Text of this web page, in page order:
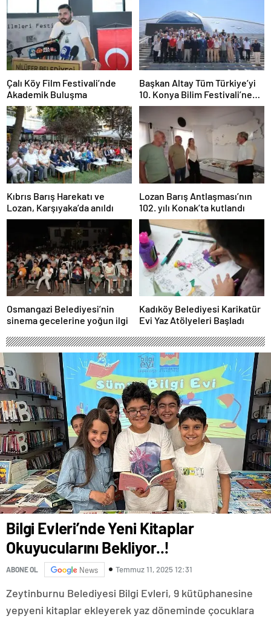
Çalı Köy Film Festivali’nde
Akademik Buluşma
Başkan Altay Tüm Türkiye’yi
10. Konya Bilim Festivali’ne
Davet Etti
Kıbrıs Barış Harekatı ve
Lozan, Karşıyaka’da anıldı
Lozan Barış Antlaşması’nın
102. yılı Konak’ta kutlandı
Osmangazi Belediyesi’nin
sinema gecelerine yoğun ilgi
Kadıköy Belediyesi Karikatür
Evi Yaz Atölyeleri Başladı
Bilgi Evleri’nde Yeni Kitaplar
Okuyucularını Bekliyor..!
ABONE OL News Temmuz 11, 2025 12:31
Zeytinburnu Belediyesi Bilgi Evleri, 9 kütüphanesine
yepyeni kitaplar ekleyerek yaz döneminde çocuklara